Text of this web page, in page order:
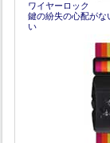
ワイヤーロック
鍵の紛失の心配がな
い